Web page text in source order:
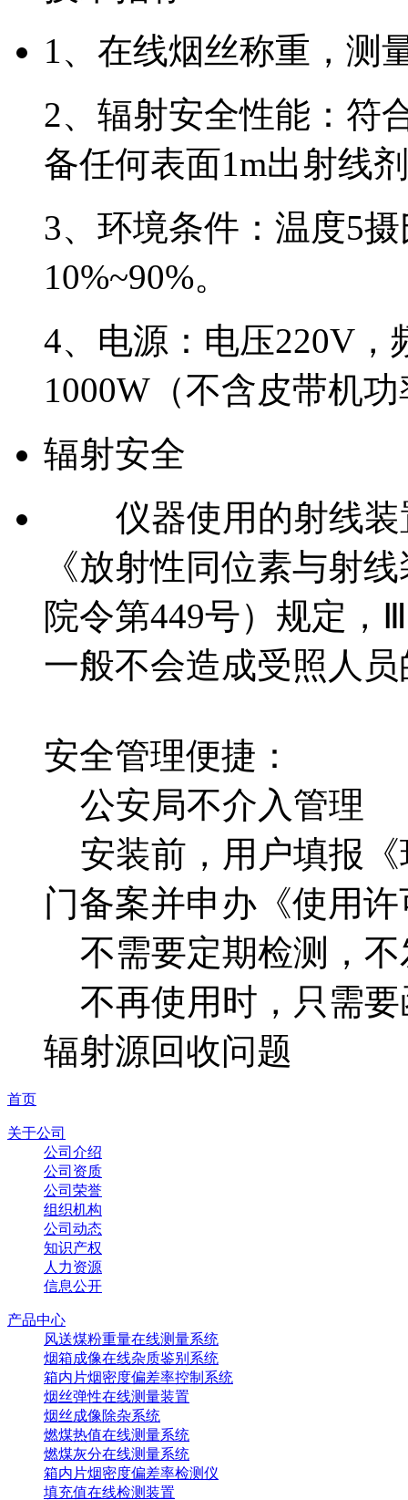
1、在线烟丝称重，测
2、辐射安全性能：符
备任何表面1m出射线
3、环境条件：温度5
10%~90%。
4、电源：电压220V，
1000W（不含皮带机
辐射安全
仪器使用的射线装
《放射性同位素与射
院令第449号）规定，
一般不会造成受照人
安全管理便捷：
公安局不介入管理
安装前，用户填报《
门备案并申办《使用
不需要定期检测，不
不再使用时，只需要
辐射源回收问题
首页
关于公司
公司介绍
公司资质
公司荣誉
组织机构
公司动态
知识产权
人力资源
信息公开
产品中心
风送煤粉重量在线测量系统
烟箱成像在线杂质鉴别系统
箱内片烟密度偏差率控制系统
烟丝弹性在线测量装置
烟丝成像除杂系统
燃煤热值在线测量系统
燃煤灰分在线测量系统
箱内片烟密度偏差率检测仪
填充值在线检测装置